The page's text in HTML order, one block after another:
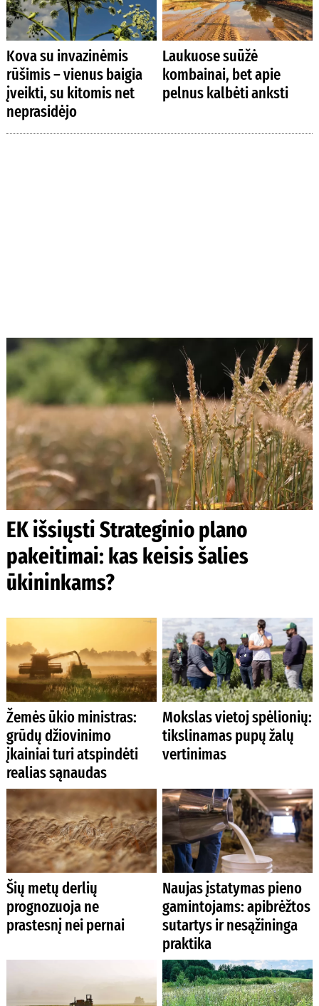
Kova su invazinėmis
rūšimis – vienus baigia
įveikti, su kitomis net
neprasidėjo
Laukuose suūžė
kombainai, bet apie
pelnus kalbėti anksti
EK išsiųsti Strateginio plano
pakeitimai: kas keisis šalies
ūkininkams?
Žemės ūkio ministras:
grūdų džiovinimo
įkainiai turi atspindėti
realias sąnaudas
Mokslas vietoj spėlionių:
tikslinamas pupų žalų
vertinimas
Šių metų derlių
prognozuoja ne
prastesnį nei pernai
Naujas įstatymas pieno
gamintojams: apibrėžtos
sutartys ir nesąžininga
praktika